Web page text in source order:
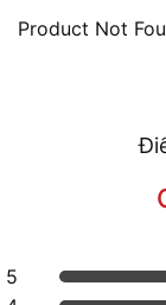
Product Not
5